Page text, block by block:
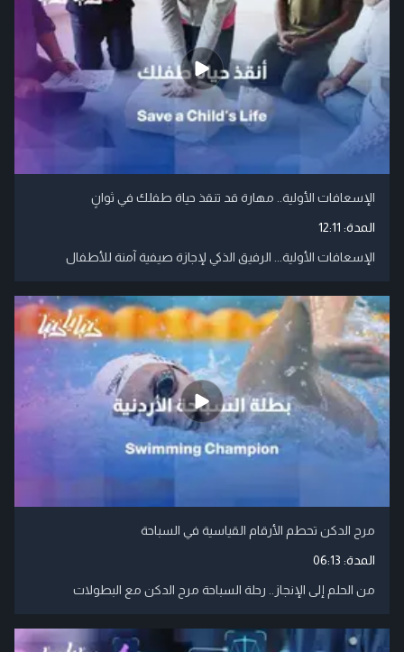
الإسعافات الأولية.. مهارة قد تنقذ حياة طفلك في ثوانٍ
المدة: 12:11
الإسعافات الأولية... الرفيق الذكي لإجازة صيفية آمنة للأطفال
مرح الدكن تحطم الأرقام القياسية في السباحة
المدة: 06:13
من الحلم إلى الإنجاز.. رحلة السباحة مرح الدكن مع البطولات